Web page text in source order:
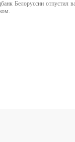
Белоруссии отпустил